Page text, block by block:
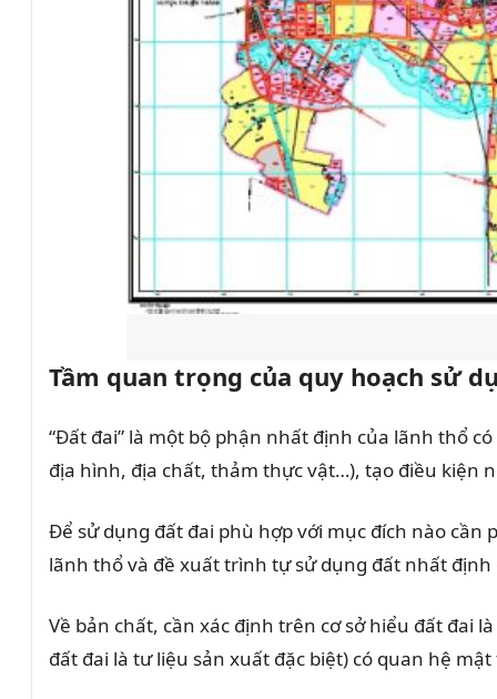
Tầm quan trọng của quy hoạch sử
“Đất đai” là một bộ phận nhất định của lãnh thổ
địa hình, địa chất, thảm thực vật…), tạo điều kiện
Để sử dụng đất đai phù hợp với mục đích nào
lãnh thổ và đề xuất trình tự sử dụng đất nhất
Về bản chất, cần xác định trên cơ sở hiểu đất đai
đất đai là tư liệu sản xuất đặc biệt) có quan hệ